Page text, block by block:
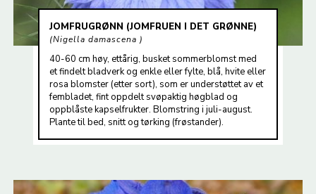
JOMFRUGRØNN (JOMFRUEN I DET GRØNNE)
Nigella damascena
40-60 cm høy, ettårig, busket sommerblomst med
et findelt bladverk og enkle eller fylte, blå, hvite eller
rosa blomster (etter sort), som er understøttet av et
fembladet, fint oppdelt svøpaktig høgblad og
oppblåste kapselfrukter. Blomstring i juli-august.
Plante til bed, snitt og tørking (frøstander).